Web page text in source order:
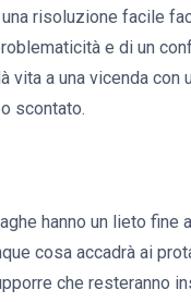
risoluzione facile
e di un
vita a una vicenda con
scontato.
hanno un lieto fine
cosa accadrà ai
che resteranno